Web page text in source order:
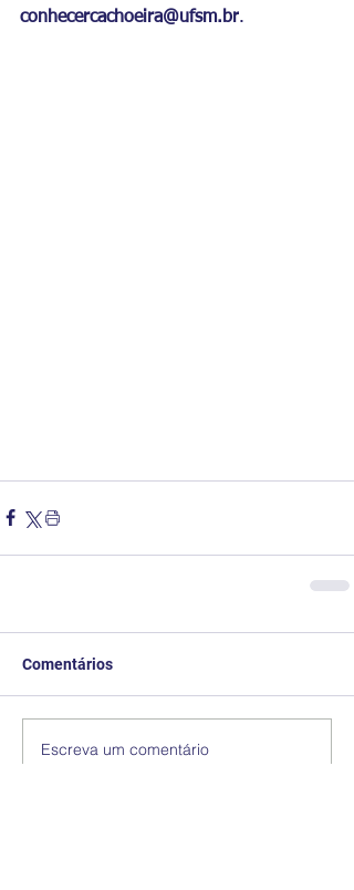
conhecercachoeira@ufsm.br.
Comentários
Escreva um comentário